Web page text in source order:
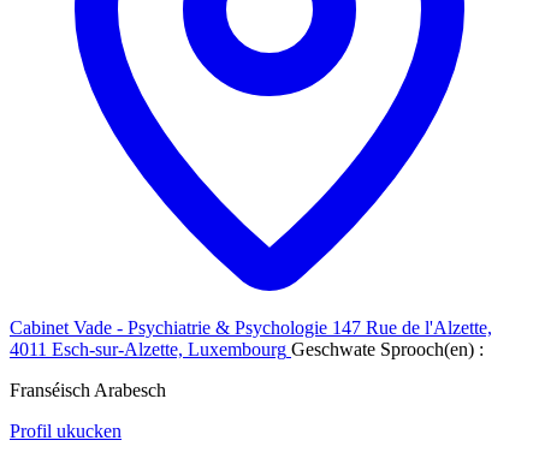
Cabinet Vade - Psychiatrie & Psychologie 147 Rue de l'Alzette,
4011 Esch-sur-Alzette, Luxembourg Geschwate Sprooch(en) :
Franséisch Arabesch
Profil ukucken